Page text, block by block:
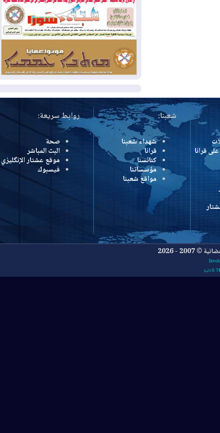
2026-08-04
بيترو يشكو تزوير الانتخابات
الرئاسية ويحذر من "حرب أهلية" في
كولومبيا
2026-08-03
رئيس إقليم كوردستان في
دمشق في زيارة رسمية
شعبنا:
شهداء شعبنا
قرانا
كنائسنا
مؤسساتنا
مواقع شعبنا
روابط سريعة:
صحة
البث المباشر
موقع عشتار الإنگليزي
فيسبوك
2026